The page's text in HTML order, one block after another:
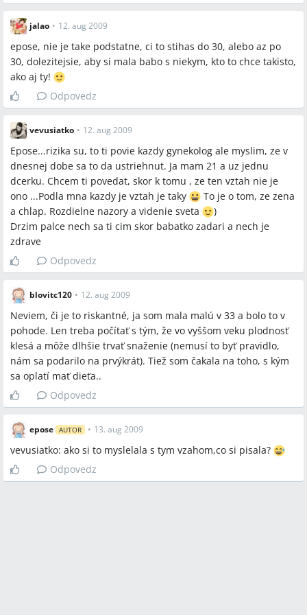
jalao • 12. aug 2009
epose, nie je take podstatne, ci to stihas do 30, alebo az po
30, dolezitejsie, aby si mala babo s niekym, kto to chce takisto,
ako aj ty!
Odpovedz
vevusiatko • 12. aug 2009
Epose...rizika su, to ti povie kazdy gynekolog ale myslim, ze v
dnesnej dobe sa to da ustriehnut. Ja mam 21 a uz jednu
dcerku. Chcem ti povedat, skor k tomu , ze ten vztah nie je
ono ...Podla mna kazdy je vztah je taky
To je o tom, ze zena
a chlap. Rozdielne nazory a videnie sveta
)
Drzim palce nech sa ti cim skor babatko zadari a nech je
zdrave
Odpovedz
blovitc120 • 12. aug 2009
Neviem, či je to riskantné, ja som mala malú v 33 a bolo to v
pohode. Len treba počítať s tým, že vo vyššom veku plodnosť
klesá a môže dlhšie trvať snaženie (nemusí to byť pravidlo,
nám sa podarilo na prvýkrát). Tiež som čakala na toho, s kým
sa oplatí mať dieťa..
Odpovedz
epose AUTOR • 13. aug 2009
vevusiatko: ako si to myslelala s tym vzahom,co si pisala?
Odpovedz